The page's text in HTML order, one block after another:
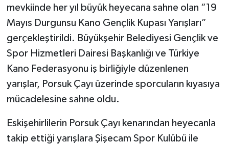
mevkiinde her yıl büyük heyecana sahne olan “19
Mayıs Durgunsu Kano Gençlik Kupası Yarışları”
gerçekleştirildi. Büyükşehir Belediyesi Gençlik ve
Spor Hizmetleri Dairesi Başkanlığı ve Türkiye
Kano Federasyonu iş birliğiyle düzenlenen
yarışlar, Porsuk Çayı üzerinde sporcuların kıyasıya
mücadelesine sahne oldu.
Eskişehirlilerin Porsuk Çayı kenarından heyecanla
takip ettiği yarışlara Şişecam Spor Kulübü ile